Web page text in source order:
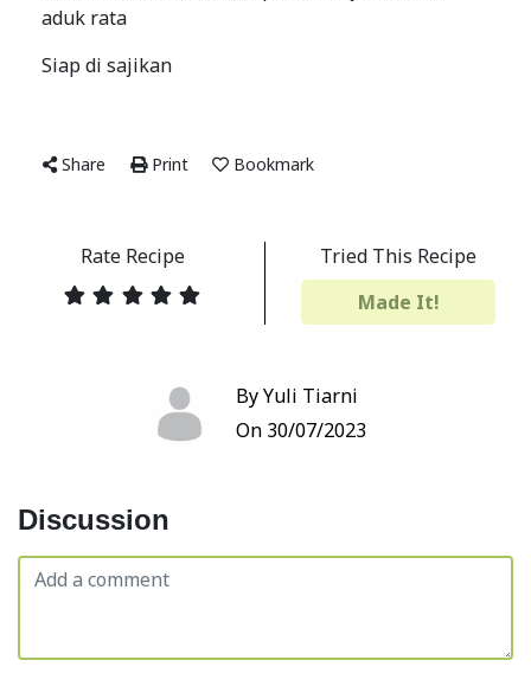
aduk rata
Siap di sajikan
Share Print Bookmark
Rate Recipe
Tried This Recipe
Made It!
By Yuli Tiarni
On 30/07/2023
Discussion